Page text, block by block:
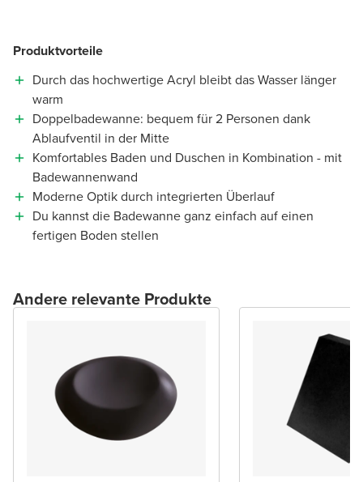
Produktvorteile
Durch das hochwertige Acryl bleibt das Wasser länger
warm
Doppelbadewanne: bequem für 2 Personen dank
Ablaufventil in der Mitte
Komfortables Baden und Duschen in Kombination - mit
Badewannenwand
Moderne Optik durch integrierten Überlauf
Du kannst die Badewanne ganz einfach auf einen
fertigen Boden stellen
Andere relevante Produkte